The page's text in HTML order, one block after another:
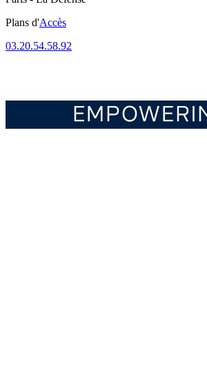
Plans d'Accès
03.20.54.58.92